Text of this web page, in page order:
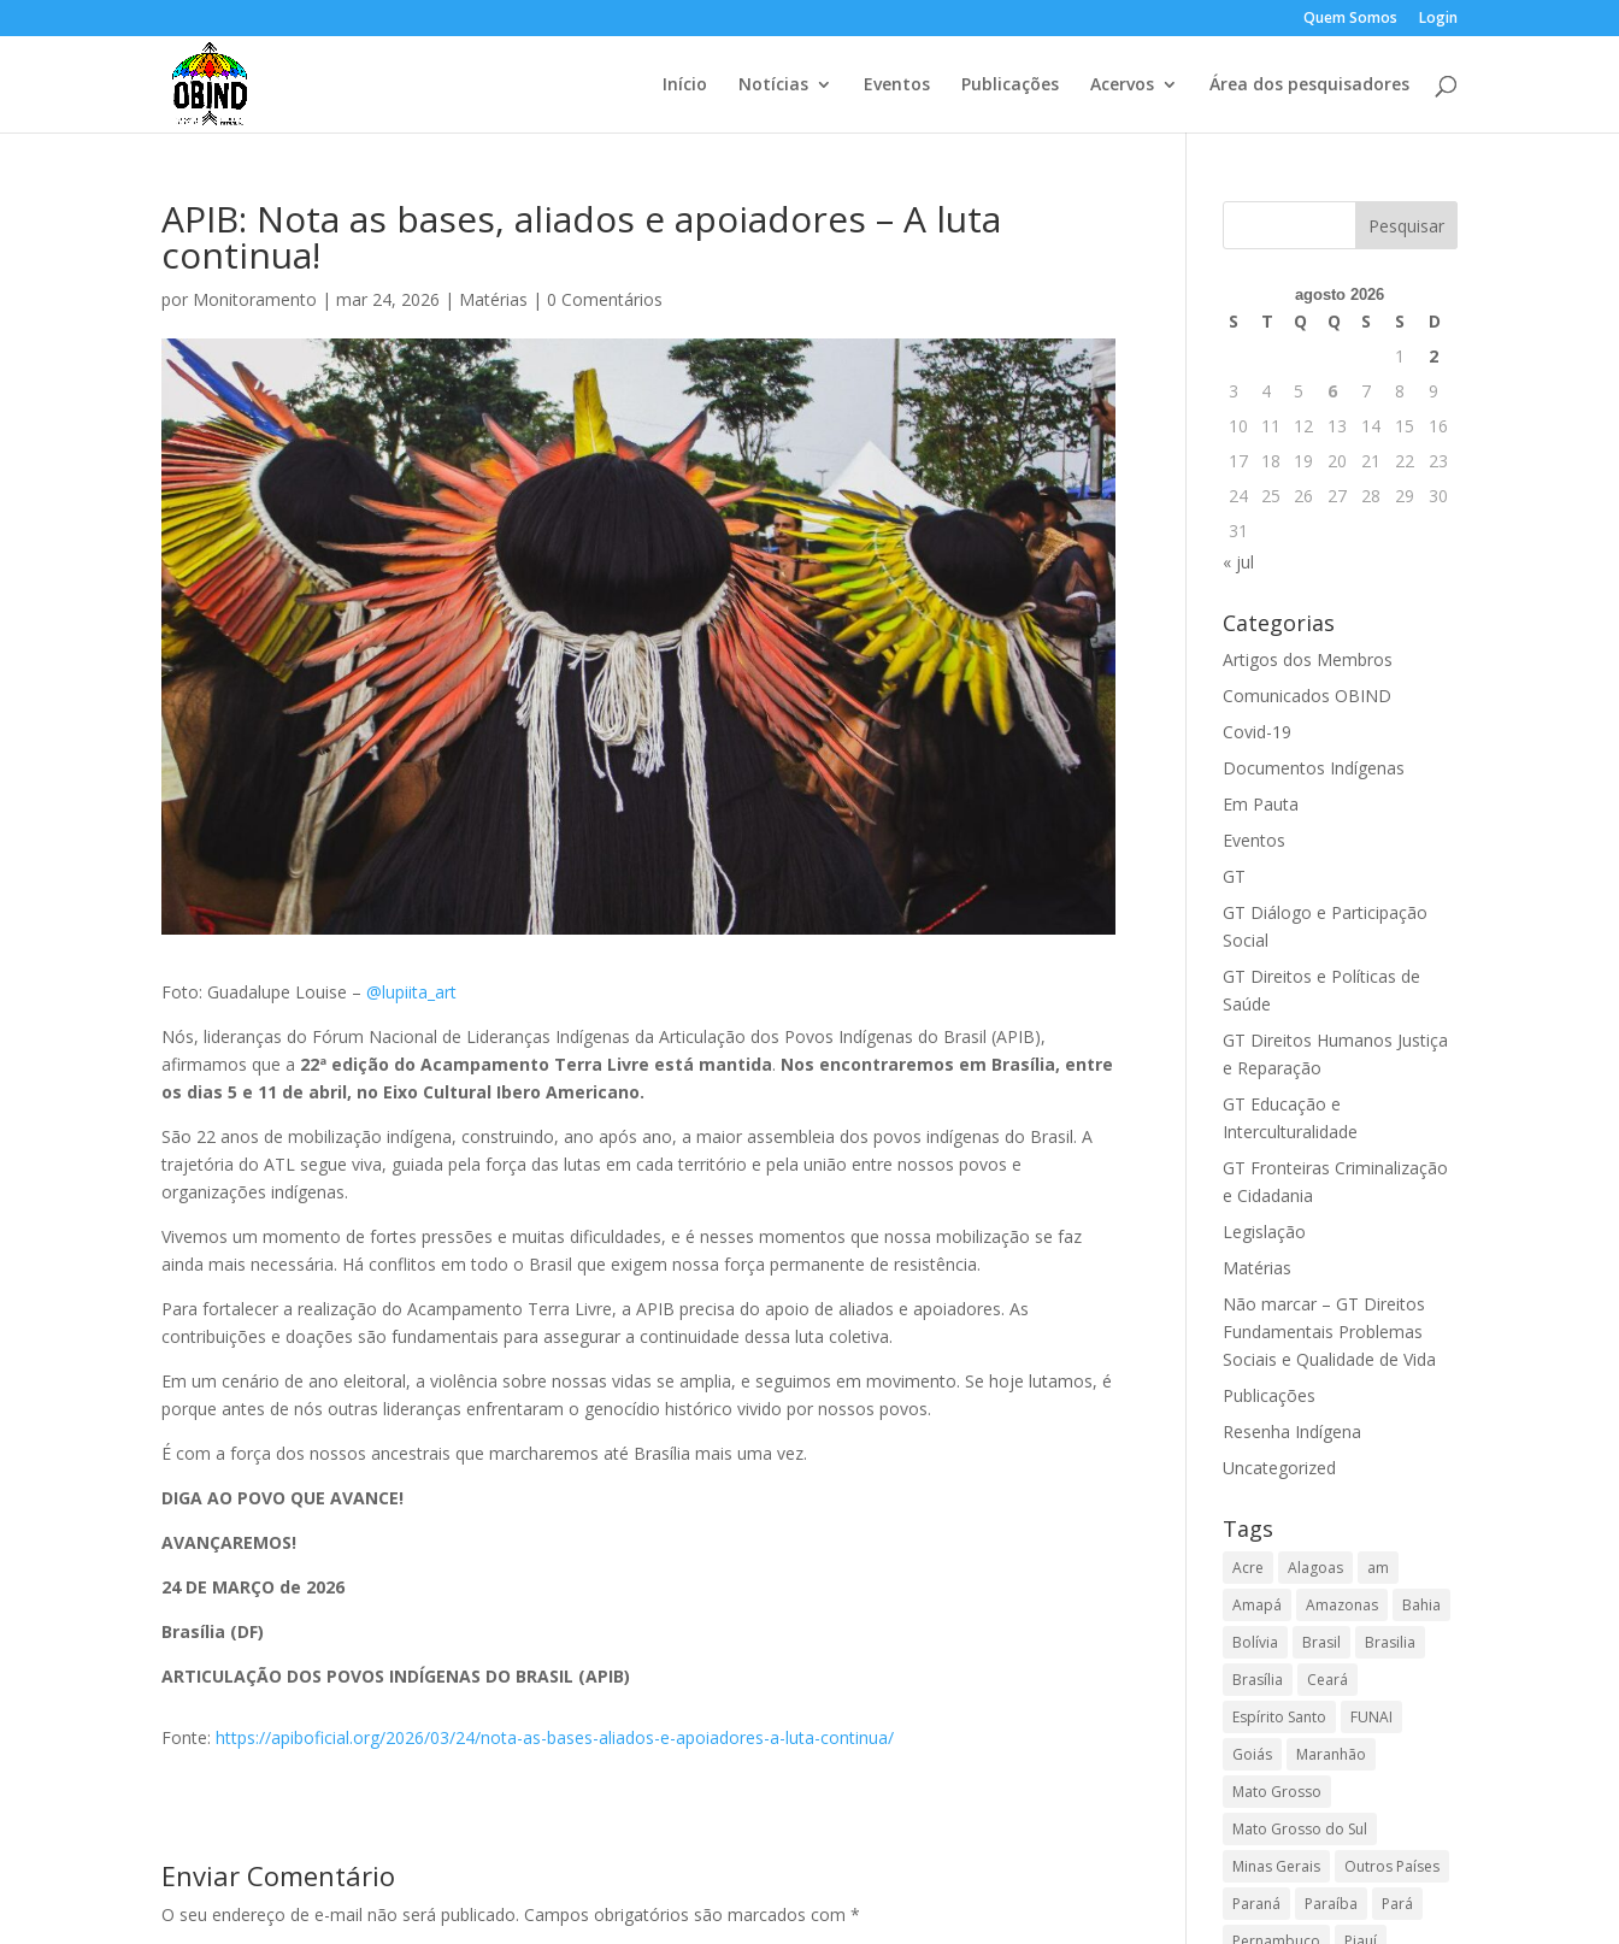
Quem Somos Login
Início Notícias Eventos Publicações Acervos Área dos pesquisadores
APIB: Nota as bases, aliados e apoiadores – A luta
continua!
por Monitoramento |mar 24, 2026 | Matérias | 0 Comentários
Foto: Guadalupe Louise –@lupiita_art
Nós, lideranças do Fórum Nacional de Lideranças Indígenas da Articulação dos Povos Indígenas do Brasil (APIB),
afirmamos que a 22ª edição do Acampamento Terra Livre está mantida. Nos encontraremos em Brasília, entre
os dias 5 e 11 de abril, no Eixo Cultural Ibero Americano.
São 22 anos de mobilização indígena, construindo, ano após ano, a maior assembleia dos povos indígenas do Brasil. A
trajetória do ATL segue viva, guiada pela força das lutas em cada território e pela união entre nossos povos e
organizações indígenas.
Vivemos um momento de fortes pressões e muitas dificuldades, e é nesses momentos que nossa mobilização se faz
ainda mais necessária. Há conflitos em todo o Brasil que exigem nossa força permanente de resistência.
Para fortalecer a realização do Acampamento Terra Livre, a APIB precisa do apoio de aliados e apoiadores. As
contribuições e doações são fundamentais para assegurar a continuidade dessa luta coletiva.
Em um cenário de ano eleitoral, a violência sobre nossas vidas se amplia, e seguimos em movimento. Se hoje lutamos, é
porque antes de nós outras lideranças enfrentaram o genocídio histórico vivido por nossos povos.
É com a força dos nossos ancestrais que marcharemos até Brasília mais uma vez.
DIGA AO POVO QUE AVANCE!
AVANÇAREMOS!
24 DE MARÇO de 2026
Brasília (DF)
ARTICULAÇÃO DOS POVOS INDÍGENAS DO BRASIL (APIB)
Fonte:https://apiboficial.org/2026/03/24/nota-as-bases-aliados-e-apoiadores-a-luta-continua/
Enviar Comentário
O seu endereço de e-mail não será publicado. Campos obrigatórios são marcados com*
agosto 2026
S T Q Q S S
D
1
2
3
4 5 6 7 8
9
10
11 12 13 14 15
16
17
18 19 20 21 22
23
24
25 26 27 28 29
30
31
« jul
Categorias
Artigos dos Membros
Comunicados OBIND
Covid-19
Documentos Indígenas
Em Pauta
Eventos
GT
GT Diálogo e Participação
Social
GT Direitos e Políticas de
Saúde
GT Direitos Humanos Justiça
e Reparação
GT Educação e
Interculturalidade
GT Fronteiras Criminalização
e Cidadania
Legislação
Matérias
Não marcar – GT Direitos
Fundamentais Problemas
Sociais e Qualidade de Vida
Publicações
Resenha Indígena
Uncategorized
Tags
Acre Alagoas
am
Amapá
Amazonas
Bahia
Bolívia
Brasil
Brasilia
Brasília
Ceará
Espírito Santo
FUNAI
Goiás
Maranhão
Mato Grosso
Mato Grosso do Sul
Minas Gerais
Outros Países
Paraná
Paraíba
Pará